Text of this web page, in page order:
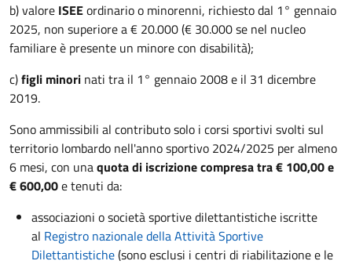
b) valore ISEEordinario o minorenni, richiesto dal 1° gennaio
2025, non superiore a € 20.000 (€ 30.000 se nel nucleo
familiare è presente un minore con disabilità);
c)figli minori nati tra il 1° gennaio 2008 e il 31 dicembre
2019.
Sono ammissibili al contributo solo i corsi sportivi svolti sul
territorio lombardo nell'anno sportivo 2024/2025 per almeno
6 mesi, con unaquota di iscrizione compresa tra € 100,00 e
€ 600,00e tenuti da:
associazioni o società sportive dilettantistiche iscritte
al Registro nazionale della Attività Sportive
Dilettantistiche(sono esclusi i centri di riabilitazione e le